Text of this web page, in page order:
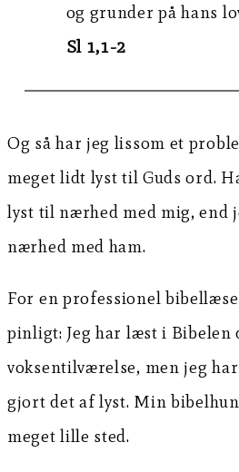
og grunder på hans
Sl 1,1-2
Og så har jeg lissom et
meget lidt lyst til Guds ord.
lyst til nærhed med mig, end
nærhed med ham.
For en professionel
pinligt: Jeg har læst i Bibelen
voksentilværelse, men jeg
gjort det af lyst. Min
meget lille sted.